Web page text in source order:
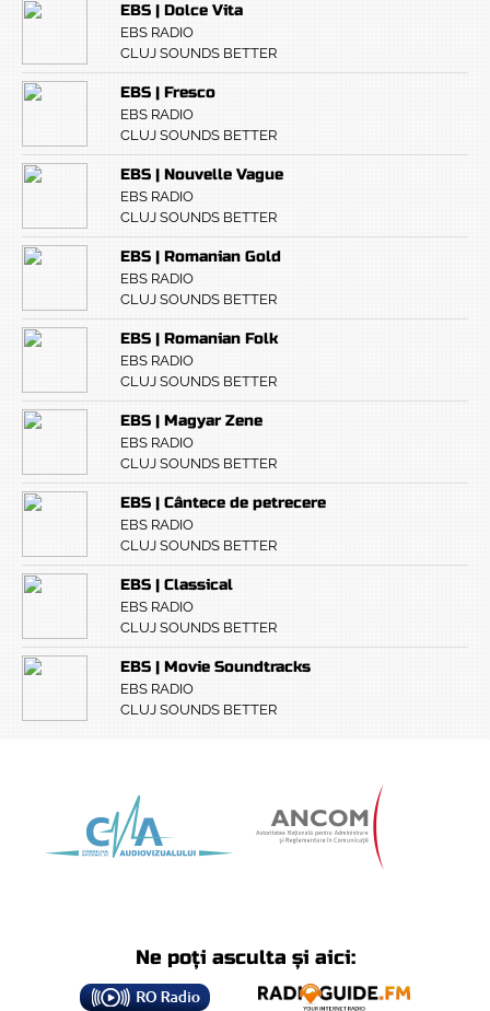
EBS | Dolce Vita
EBS RADIO
CLUJ SOUNDS BETTER
EBS | Fresco
EBS RADIO
CLUJ SOUNDS BETTER
EBS | Nouvelle Vague
EBS RADIO
CLUJ SOUNDS BETTER
EBS | Romanian Gold
EBS RADIO
CLUJ SOUNDS BETTER
EBS | Romanian Folk
EBS RADIO
CLUJ SOUNDS BETTER
EBS | Magyar Zene
EBS RADIO
CLUJ SOUNDS BETTER
EBS | Cântece de petrecere
EBS RADIO
CLUJ SOUNDS BETTER
EBS | Classical
EBS RADIO
CLUJ SOUNDS BETTER
EBS | Movie Soundtracks
EBS RADIO
CLUJ SOUNDS BETTER
Ne poți asculta și aici: